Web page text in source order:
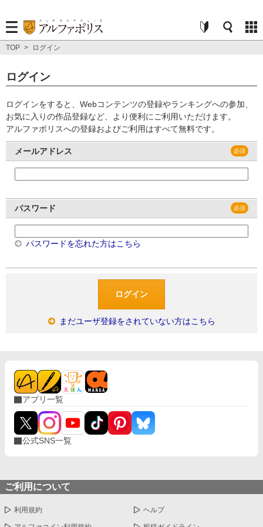
TOP > ログイン
ログイン
ログインをすると、Webコンテンツの登録やランキングへの参加、
お気に入りの作品登録など、より便利にご利用いただけます。
アルファポリスへの登録およびご利用はすべて無料です。
メールアドレス
パスワード
パスワードを忘れた方はこちら
まだユーザ登録をされていない方はこちら
アプリ一覧
公式SNS一覧
ご利用について
利用規約 ヘルプ